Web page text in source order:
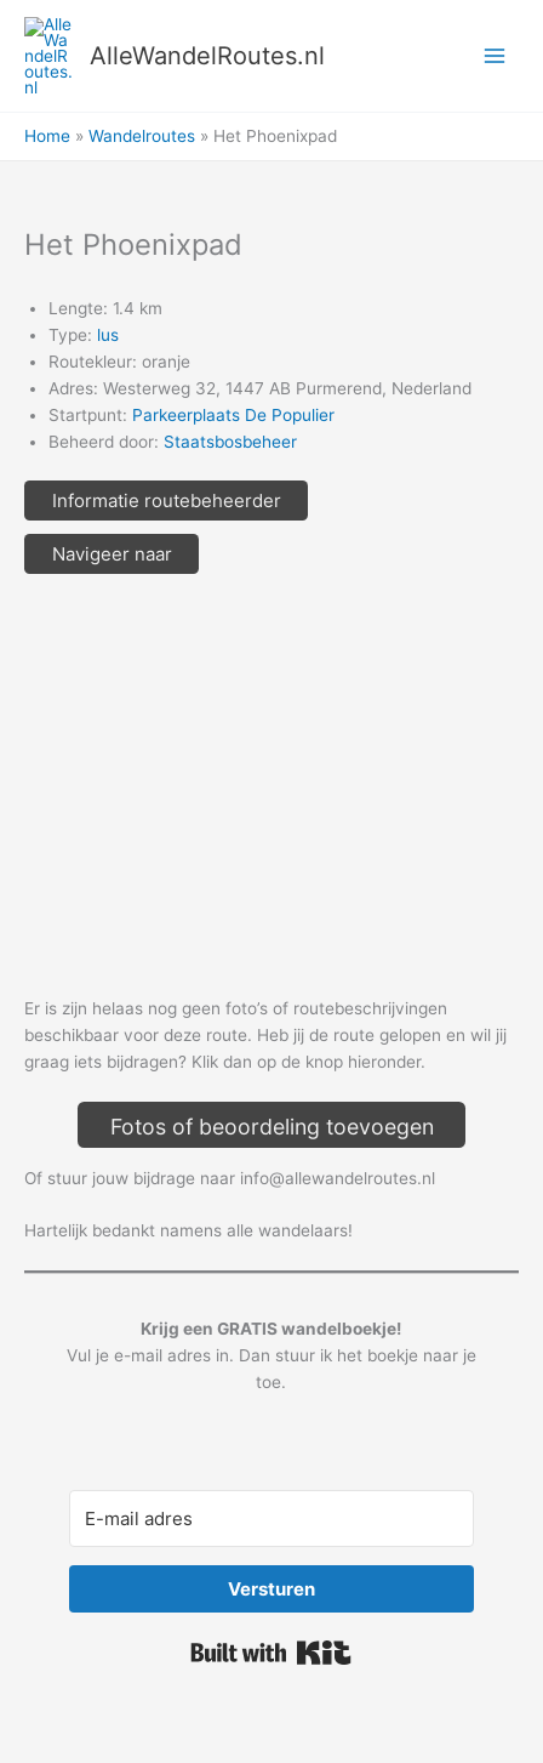
naar
inhoud
AlleWandelRoutes.nl
Home Wandelroutes Het Phoenixpad
Het Phoenixpad
Lengte: 1.4 km
Type: lus
Routekleur: oranje
Adres: Westerweg 32, 1447 AB Purmerend, Nederland
Startpunt: Parkeerplaats De Populier
Beheerd door: Staatsbosbeheer
Informatie routebeheerder
Navigeer naar
Er is zijn helaas nog geen foto’s of routebeschrijvingen
beschikbaar voor deze route. Heb jij de route gelopen en wil jij
graag iets bijdragen? Klik dan op de knop hieronder.
Fotos of beoordeling toevoegen
Of stuur jouw bijdrage naar info@allewandelroutes.nl
Hartelijk bedankt namens alle wandelaars!
Krijg een GRATIS wandelboekje!
Vul je e-mail adres in. Dan stuur ik het boekje naar je
toe.
Versturen